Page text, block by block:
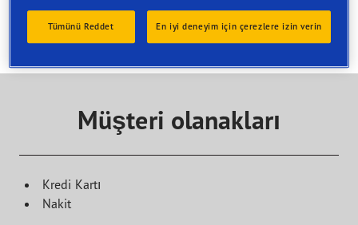
Ziyaret rezervasyonu yapmak için doğrudan seçilen
hizmet noktasıyla iletişime geçin
Müşteri olanakları
Kredi Kartı
Nakit
Tümünü Reddet En iyi deneyim için çerezlere izin verin